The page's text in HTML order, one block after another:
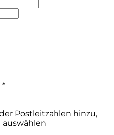
*
Postleitzahlen hinzu,
auswählen